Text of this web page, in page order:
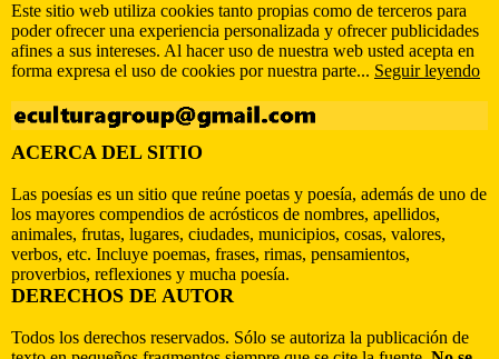
Este sitio web utiliza cookies tanto propias como de terceros para
poder ofrecer una experiencia personalizada y ofrecer publicidades
afines a sus intereses. Al hacer uso de nuestra web usted acepta en
forma expresa el uso de cookies por nuestra parte... Seguir leyendo
ACERCA DEL SITIO
Las poesías es un sitio que reúne poetas y poesía, además de uno de
los mayores compendios de acrósticos de nombres, apellidos,
animales, frutas, lugares, ciudades, municipios, cosas, valores,
verbos, etc. Incluye poemas, frases, rimas, pensamientos,
proverbios, reflexiones y mucha poesía.
DERECHOS DE AUTOR
Todos los derechos reservados. Sólo se autoriza la publicación de